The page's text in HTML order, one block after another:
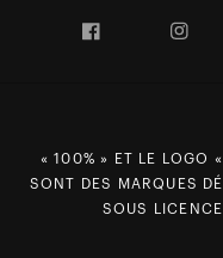
Conditions générales de
Informations sur
Droit de rétractation
Facebook
« 100% » ET LE LOGO
SONT DES MARQUES
SOUS